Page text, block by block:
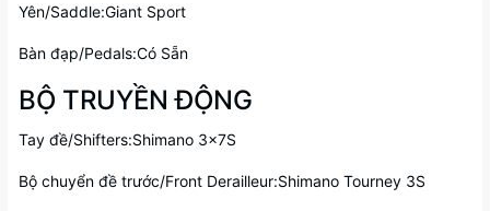
Yên/Saddle:Giant Sport
Bàn đạp/Pedals:Có Sẵn
BỘ TRUYỀN ĐỘNG
Tay đề/Shifters:Shimano 3x7S
Bộ chuyển đề trước/Front Derailleur:Shimano Tourney 3S